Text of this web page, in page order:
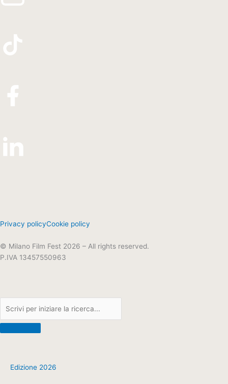
Privacy policyCookie policy
© Milano Film Fest 2026 – All rights reserved.
P.IVA 13457550963
Edizione 2026